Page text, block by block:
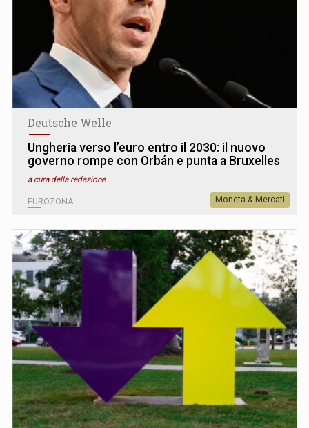
Deutsche Welle
Ungheria verso l’euro entro il 2030: il nuovo
governo rompe con Orbán e punta a Bruxelles
a cura della redazione
EUROZONA Moneta & Mercati